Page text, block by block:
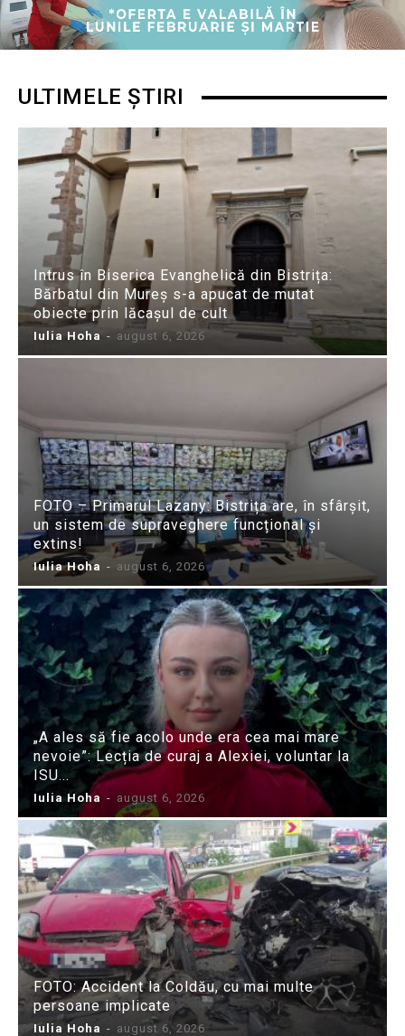
ULTIMELE ȘTIRI
Intrus în Biserica Evanghelică din Bistrița:
Bărbatul din Mureș s-a apucat de mutat
obiecte prin lăcașul de cult
Iulia Hoha - august 6, 2026
FOTO – Primarul Lazany: Bistrița are, în sfârșit,
un sistem de supraveghere funcțional și
extins!
Iulia Hoha - august 6, 2026
„A ales să fie acolo unde era cea mai mare
nevoie”: Lecția de curaj a Alexiei, voluntar la
ISU...
Iulia Hoha - august 6, 2026
FOTO: Accident la Coldău, cu mai multe
persoane implicate
Iulia Hoha - august 6, 2026